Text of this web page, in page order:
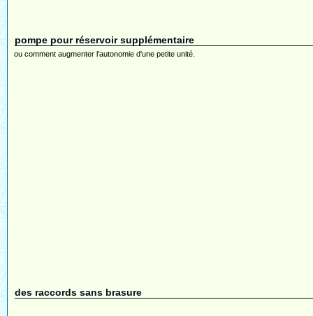
pompe pour réservoir supplémentaire
ou comment augmenter l'autonomie d'une petite unité.
des raccords sans brasure